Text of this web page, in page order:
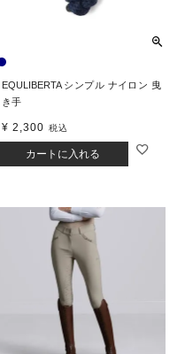
EQULIBERTA シンプル ナイロン 曳
き手
¥ 2,300 税込
カートに入れる